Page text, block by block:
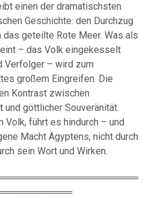
einen der dramatischsten
Geschichte: den Durchzug
geteilte Rote Meer. Was als
– das Volk eingekesselt
Verfolger – wird zum
großem Eingreifen. Die
Kontrast zwischen
und göttlicher Souveränität.
Volk, führt es hindurch – und
Macht Ägyptens, nicht durch
sein Wort und Wirken.